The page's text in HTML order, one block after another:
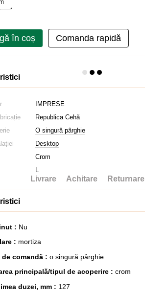
în coș Comanda rapidă
IMPRESE
Republica Cehă
O singură pârghie
Desktop
Crom
L
Livrare Achitare Returnare
: Nu
: mortiza
comandă : o singură pârghie
principală/tipul de acoperire : crom
duzei, mm : 127